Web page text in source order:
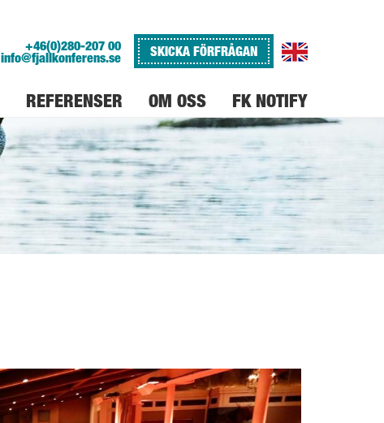
+46(0)280-207 00
info@fjallkonferens.se SKICKA FÖRFRÅGAN
REFERENSER OM OSS FK NOTIFY